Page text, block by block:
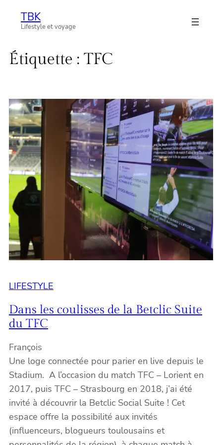
AllerTBK
Lifestyle et voyage
Étiquette : TFC
LIFESTYLE
Dans les coulisses de la Betclic Suite
du TFC
François
Une loge connectée pour parier en live depuis le
Stadium. A l’occasion du match TFC – Lorient en
2017, puis TFC – Strasbourg en 2018, j’ai été
invité à découvrir la Betclic Social Suite ! Cet
espace offre la possibilité aux invités
(influenceurs, blogueurs toulousains et